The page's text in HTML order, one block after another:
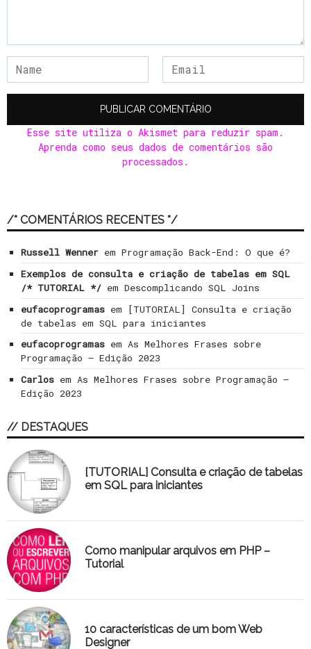
Esse site utiliza o Akismet para reduzir spam.
Aprenda como seus dados de comentários são
processados .
/* COMENTÁRIOS RECENTES */
Russell Wenner em Programação Back-End: O que é?
Exemplos de consulta e criação de tabelas em SQL
/* TUTORIAL */ em Descomplicando SQL Joins
eufacoprogramas em
[TUTORIAL] Consulta e criação
de tabelas em SQL para iniciantes
eufacoprogramas em As Melhores Frases sobre
Programação – Edição 2023
Carlos em As Melhores Frases sobre Programação –
Edição 2023
// DESTAQUES
[TUTORIAL] Consulta e criação de tabelas
em SQL para iniciantes
Como manipular arquivos em PHP –
Tutorial
10 características de um bom Web
Designer